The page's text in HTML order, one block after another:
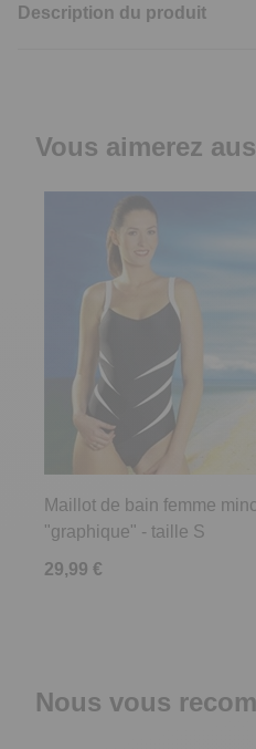
Description du produit
Vous aimerez
Maillot de bain femme
"graphique" - taille S
29,99 €
Nous vous